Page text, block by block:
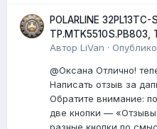
POLARLINE
TP.MTK5510S.PB803,
Автор LiVan ·
@Оксана Отлично!
Написать отзыв за
Обратите внимание:
две кнопки —
разные кнопки по